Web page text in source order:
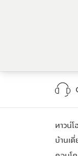
ทาวน์โ
บ้านเดี่